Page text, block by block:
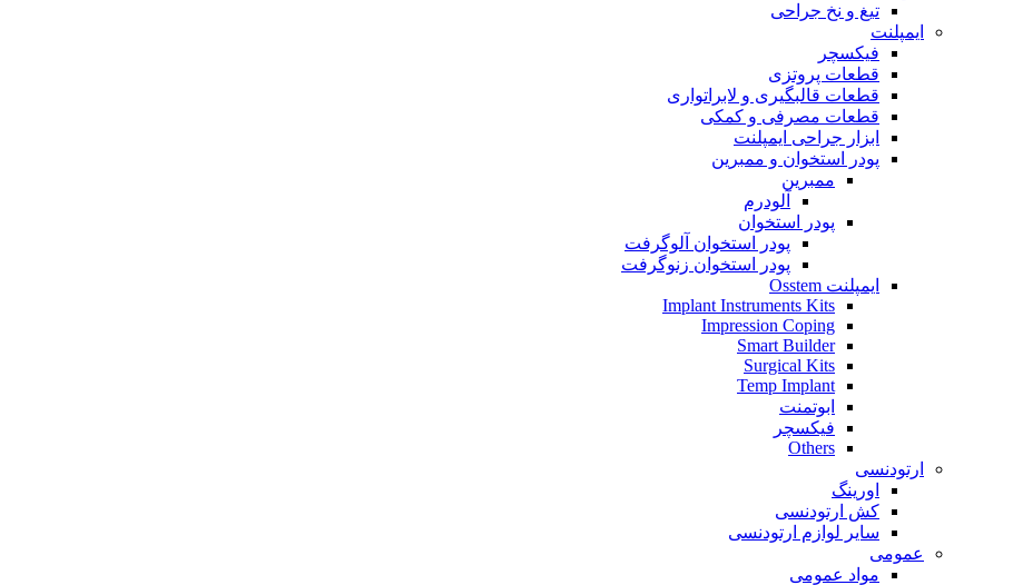
تیغ و نخ جراحی
ایمپلنت
فیکسچر
قطعات پروتزی
قطعات قالبگیری و لابراتواری
قطعات مصرفی و کمکی
ابزار جراحی ایمپلنت
پودر استخوان و ممبرین
ممبرین
آلودرم
پودر استخوان
پودر استخوان آلوگرفت
پودر استخوان زنوگرفت
ایمپلنت Osstem
Implant Instruments Kits
Impression Coping
Smart Builder
Surgical Kits
Temp Implant
ابوتمنت
فیکسچر
Others
ارتودنسی
اورینگ
کش ارتودنسی
سایر لوازم ارتودنسی
عمومی
مواد عمومی